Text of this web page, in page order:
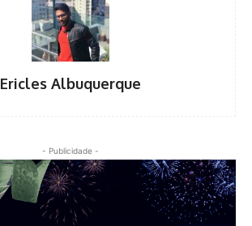
Ericles Albuquerque
- Publicidade -